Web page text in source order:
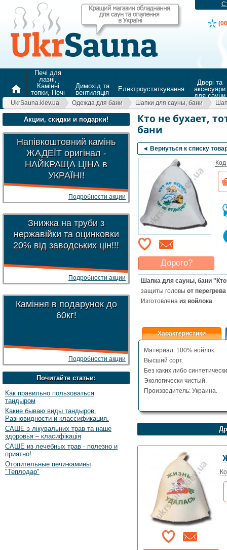
home
Печі для
лазні,
Камінні
топки, Печі
для
опалення
Димохід та
вентиляція
Електроустаткування
Двері та
аксесуари
для сауни
UkrSauna.kiev.ua Одежда для бани Шапки для сауны, бани
Акции, скидки и подарки!
Напівкоштовний камінь
ЖАДЕЇТ оригінал -
НАЙКРАЩА ЦІНА в
УКРАЇНІ!
Подробности акции
Знижка на труби з
нержавійки та оцинковки
20% від заводських цін!!!
Подробности акции
Каміння в подарунок до
60кг!
Подробности акции
Почитайте статьи:
Как правильно пользоваться
тандыром
Какие бываю виды тандыров.
Разновидности и классификация.
САШЕ з лікувальних трав та наше
здоровья – класифікація
САШЕ из лечебных трав - полезно и
приятно!
Отопительные печи-камины
"Теплодар"
Кто не бухает,
бани
◄ Вернуться к списку
Дорого?
Какая ценамогла бы
Васустроить ?
Указать цену
Шапка для сауны, бани
защиты головы от перегрева
Изготовлена из войлока.
Характеристики
Материал: 100% войлок.
Высший сорт.
Без каких либо
Экологически чистый.
Производитель: Украина.